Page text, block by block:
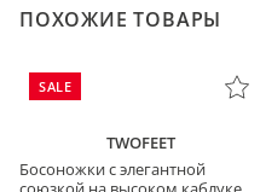
ПОХОЖИЕ ТОВАРЫ
SALE
TWOFEET
Босоножки с элегантной